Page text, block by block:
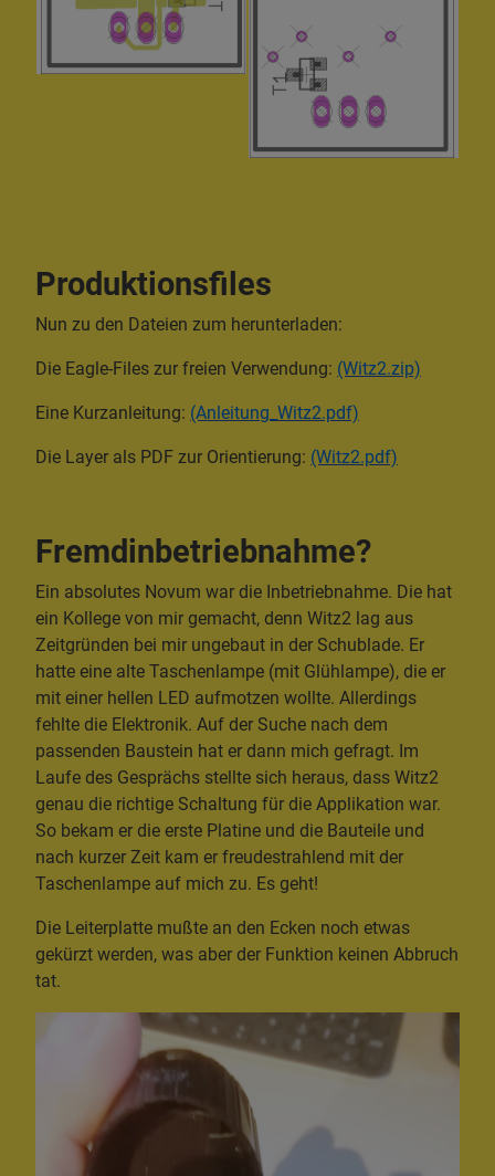
Produktionsfiles
Nun zu den Dateien zum herunterladen:
Die Eagle-Files zur freien Verwendung: (Witz2.zip)
Eine Kurzanleitung: (Anleitung_Witz2.pdf)
Die Layer als PDF zur Orientierung: (Witz2.pdf)
Fremdinbetriebnahme?
Ein absolutes Novum war die Inbetriebnahme. Die hat
ein Kollege von mir gemacht, denn Witz2 lag aus
Zeitgründen bei mir ungebaut in der Schublade. Er
hatte eine alte Taschenlampe (mit Glühlampe), die er
mit einer hellen LED aufmotzen wollte. Allerdings
fehlte die Elektronik. Auf der Suche nach dem
passenden Baustein hat er dann mich gefragt. Im
Laufe des Gesprächs stellte sich heraus, dass Witz2
genau die richtige Schaltung für die Applikation war.
So bekam er die erste Platine und die Bauteile und
nach kurzer Zeit kam er freudestrahlend mit der
Taschenlampe auf mich zu. Es geht!
Die Leiterplatte mußte an den Ecken noch etwas
gekürzt werden, was aber der Funktion keinen Abbruch
tat.